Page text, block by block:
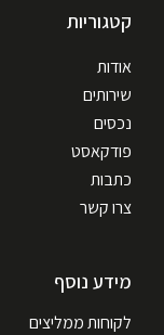
קטגוריות
אודות
שירותים
נכסים
פודקאסט
כתבות
צרו קשר
מידע נוסף
לקוחות ממליצים